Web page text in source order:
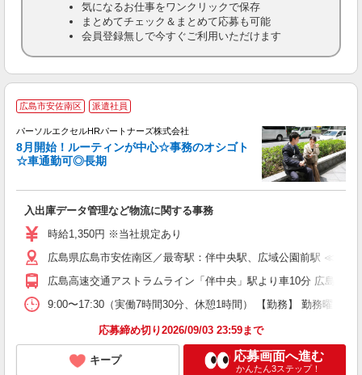
気になるお仕事をワンクリックで保存
まとめてチェック＆まとめて応募も可能
会員登録無しで今すぐご利用いただけます
広島市安佐南区 派遣社員
パーソルエクセルHRパートナーズ株式会社
8月開始！ルーティンが中心☆事務のオシゴト
☆車通勤可◎長期
入出庫データ管理など物流に関する事務
時給1,350円 ※当社規定あり
広島県広島市安佐南区／最寄駅：伴中央駅、広域公園前駅 ≪車通
広島高速交通アストラムライン「伴中央」駅より車10分 広島高
9:00〜17:30（実働7時間30分、休憩1時間） 【勤務】 勤務曜日
応募締め切り2026/09/03 23:59まで
キープ 応募画面へ進む
かんたん3ステップ！